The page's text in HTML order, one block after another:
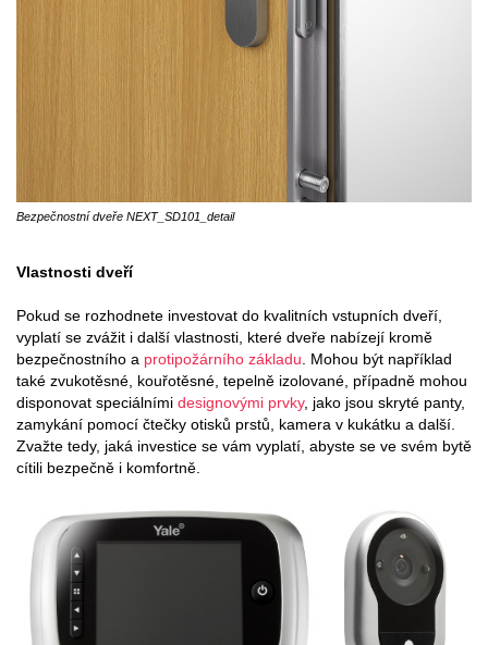
Bezpečnostní dveře NEXT_SD101_detail
Vlastnosti dveří
Pokud se rozhodnete investovat do kvalitních vstupních dveří,
vyplatí se zvážit i další vlastnosti, které dveře nabízejí kromě
bezpečnostního a protipožárního základu . Mohou být například
také zvukotěsné, kouřotěsné, tepelně izolované, případně mohou
disponovat speciálními designovými prvky, jako jsou skryté panty,
zamykání pomocí čtečky otisků prstů, kamera v kukátku a další.
Zvažte tedy, jaká investice se vám vyplatí, abyste se ve svém bytě
cítili bezpečně i komfortně.